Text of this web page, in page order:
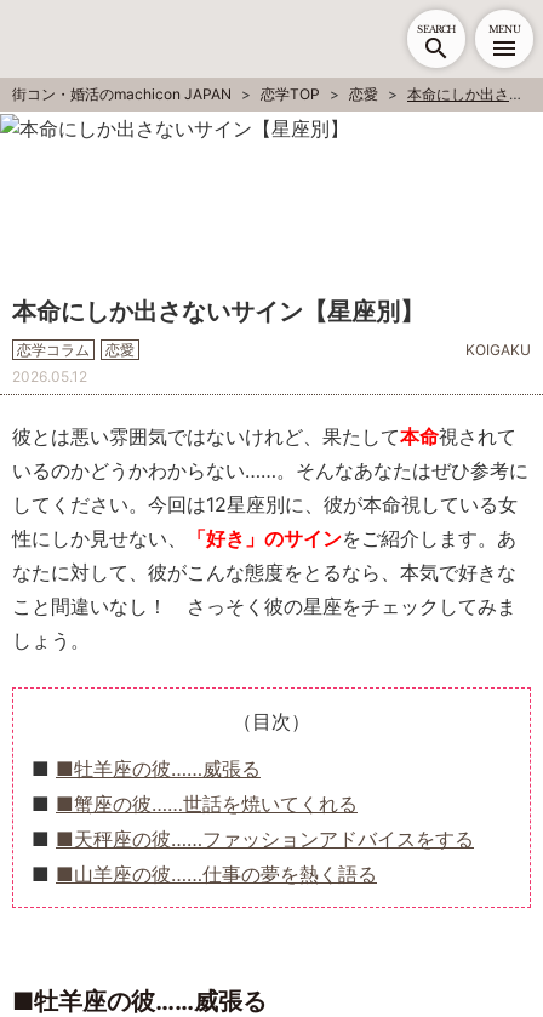
SEARCH MENU
街コン・婚活のmachicon JAPAN 恋学TOP 恋愛 本命にしか出さないサイン【星座別】
本命にしか出さないサイン【星座別】
恋学コラム 恋愛
KOIGAKU
2026.05.12
彼とは悪い雰囲気ではないけれど、果たして本命視されて
いるのかどうかわからない……。そんなあなたはぜひ参考に
してください。今回は12星座別に、彼が本命視している女
性にしか見せない、
「好き」のサインをご紹介します。あ
なたに対して、彼がこんな態度をとるなら、本気で好きな
こと間違いなし！ さっそく彼の星座をチェックしてみま
しょう。
（目次）
■牡羊座の彼……威張る
■蟹座の彼……世話を焼いてくれる
■天秤座の彼……ファッションアドバイスをする
■山羊座の彼……仕事の夢を熱く語る
■牡羊座の彼……威張る